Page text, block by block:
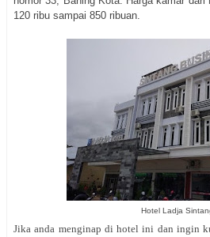
120 ribu sampai 850 ribuan.
Hotel Ladja
Jika anda menginap di hotel ini dan ingin